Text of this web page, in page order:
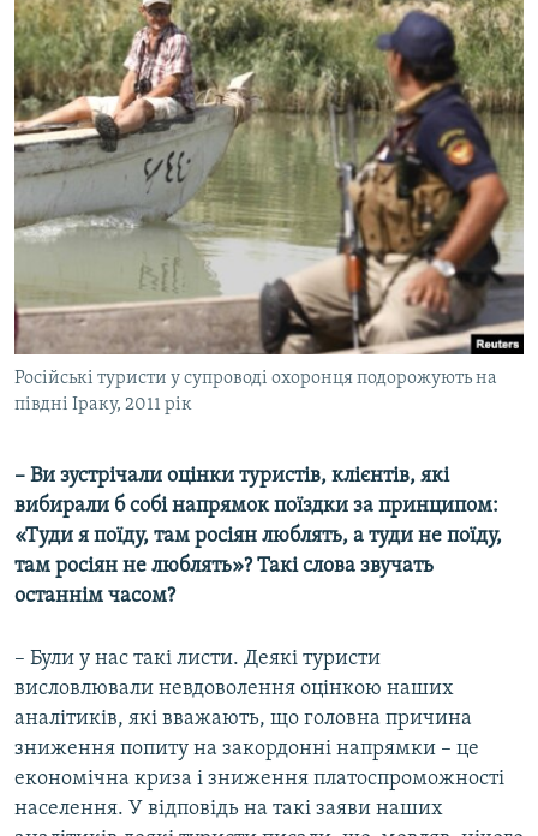
Російські туристи у супроводі охоронця подорожують на
півдні Іраку, 2011 рік
– Ви зустрічали оцінки туристів, клієнтів, які
вибирали б собі напрямок поїздки за принципом:
«Туди я поїду, там росіян люблять, а туди не поїду,
там росіян не люблять»? Такі слова звучать
останнім часом?
– Були у нас такі листи. Деякі туристи
висловлювали невдоволення оцінкою наших
аналітиків, які вважають, що головна причина
зниження попиту на закордонні напрямки – це
економічна криза і зниження платоспроможності
населення. У відповідь на такі заяви наших